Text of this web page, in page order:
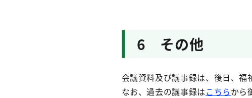
6 その他
会議資料及び議事録は、後日、福
なお、過去の議事録はこちらから